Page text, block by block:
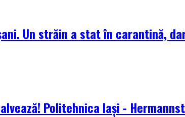
Un străin a stat în carantină,
Politehnica Iași -